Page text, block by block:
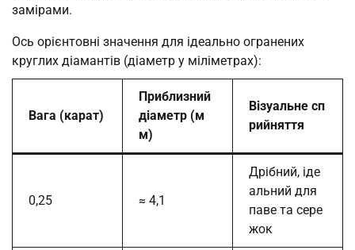
замірами.
Ось орієнтовні значення для ідеально огранених
круглих діамантів (діаметр у міліметрах):
Вага (карат)
Приблизний
діаметр (м
м)
Візуальне сп
рийняття
0,25 ≈ 4,1
Дрібний, іде
альний для
паве та сере
жок